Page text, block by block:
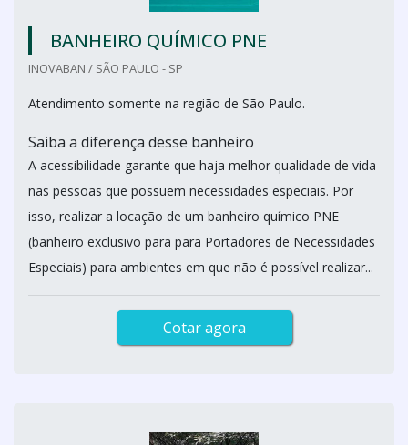
BANHEIRO QUÍMICO PNE
INOVABAN / SÃO PAULO - SP
Atendimento somente na região de São Paulo.
Saiba a diferença desse banheiro
A acessibilidade garante que haja melhor qualidade de vida
nas pessoas que possuem necessidades especiais. Por
isso, realizar a locação de um banheiro químico PNE
(banheiro exclusivo para para Portadores de Necessidades
Especiais) para ambientes em que não é possível realizar...
Cotar agora